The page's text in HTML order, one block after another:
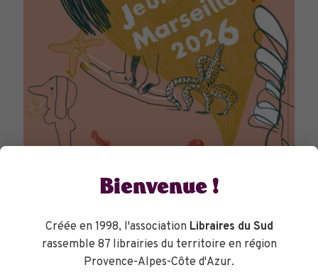
Bienvenue !
Créée en 1998, l'association Libraires du Sud
rassemble 87 librairies du territoire en région
Provence-Alpes-Côte d'Azur.